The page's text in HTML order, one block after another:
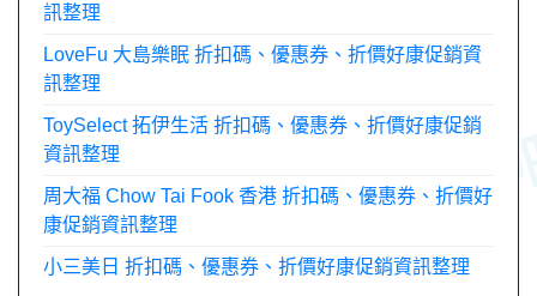
訊整理
LoveFu 大島樂眠 折扣碼、優惠券、折價好康促銷資
訊整理
ToySelect 拓伊生活 折扣碼、優惠券、折價好康促銷
資訊整理
周大福 Chow Tai Fook 香港 折扣碼、優惠券、折價好
康促銷資訊整理
小三美日 折扣碼、優惠券、折價好康促銷資訊整理